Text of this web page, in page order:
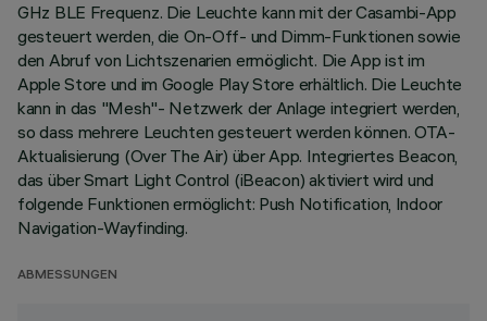
GHz BLE Frequenz. Die Leuchte kann mit der Casambi-App
gesteuert werden, die On-Off- und Dimm-Funktionen sowie
den Abruf von Lichtszenarien ermöglicht. Die App ist im
Apple Store und im Google Play Store erhältlich. Die Leuchte
kann in das "Mesh"- Netzwerk der Anlage integriert werden,
so dass mehrere Leuchten gesteuert werden können. OTA-
Aktualisierung (Over The Air) über App. Integriertes Beacon,
das über Smart Light Control (iBeacon) aktiviert wird und
folgende Funktionen ermöglicht: Push Notification, Indoor
Navigation-Wayfinding.
ABMESSUNGEN